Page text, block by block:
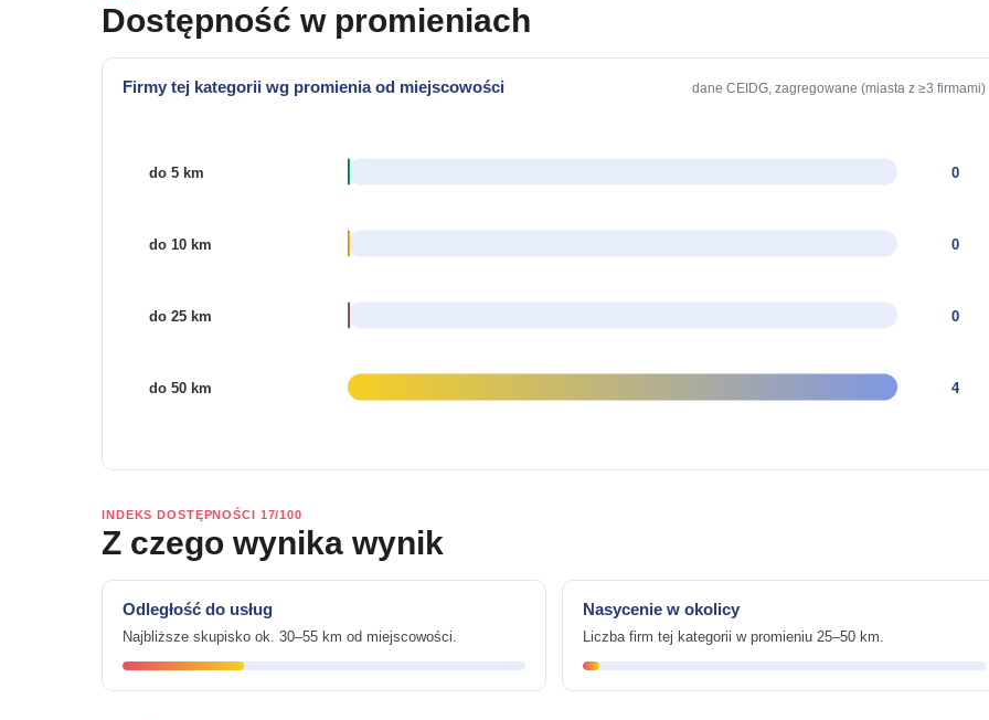
Dostępność w promieniach
Firmy tej kategorii wg promienia od miejscowości dane CEIDG, zagregowane (miasta z ≥3 firmami)
INDEKS DOSTĘPNOŚCI 17/100
Z czego wynika wynik
Odległość do usług
Najbliższe skupisko ok. 30–55 km od miejscowości.
Nasycenie w okolicy
Liczba firm tej kategorii w promieniu 25–50 km.